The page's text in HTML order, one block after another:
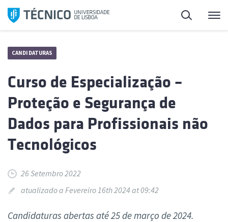
Saltar
para
Pesquisa
CANDIDATURAS
Curso de Especialização –
Proteção e Segurança de
Dados para Profissionais não
Tecnológicos
26 Setembro 2022
atualizado a Fevereiro 16th 2024 at 09:42
Candidaturas abertas até 25 de março de 2024.